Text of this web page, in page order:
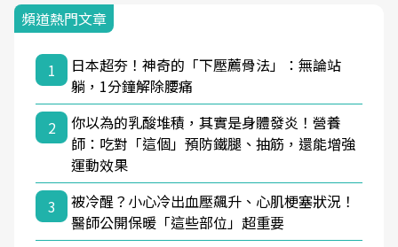
頻道熱門文章
1
日本超夯！神奇的「下壓薦骨法」：無論站
躺，1分鐘解除腰痛
2
你以為的乳酸堆積，其實是身體發炎！營養
師：吃對「這個」預防鐵腿、抽筋，還能增強
運動效果
3
被冷醒？小心冷出血壓飆升、心肌梗塞狀況！
醫師公開保暖「這些部位」超重要